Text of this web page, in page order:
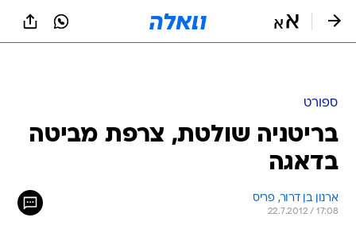
ספורט
בריטניה שולטת, צרפת מביטה
בדאגה
ארנון בן דרור, פריס
22.7.2012 / 17:08